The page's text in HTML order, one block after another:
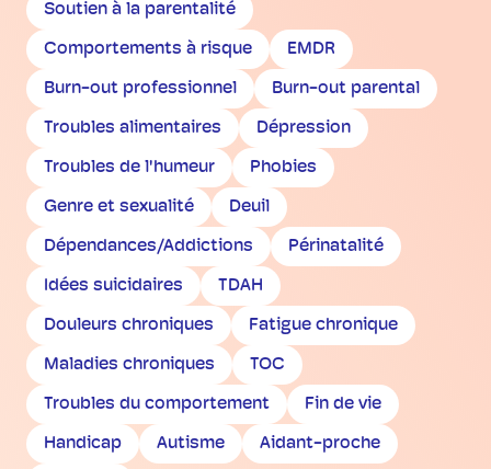
Soutien à la parentalité
Comportements à risque EMDR
Burn-out professionnel Burn-out parental
Troubles alimentaires Dépression
Troubles de l'humeur Phobies
Genre et sexualité Deuil
Dépendances/Addictions Périnatalité
Idées suicidaires TDAH
Douleurs chroniques Fatigue chronique
Maladies chroniques TOC
Troubles du comportement Fin de vie
Handicap Autisme Aidant-proche